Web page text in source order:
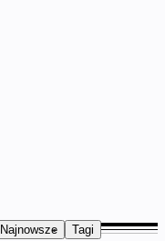
Najnowsze Tagi